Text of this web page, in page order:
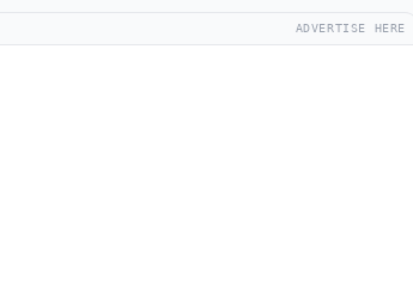
ADVERTISE HERE